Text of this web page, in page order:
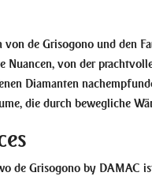
de Grisogono und den
Nuancen, von der
Diamanten
die durch bewegliche
de Grisogono by